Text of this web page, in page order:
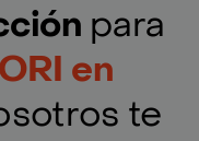
para
en
te